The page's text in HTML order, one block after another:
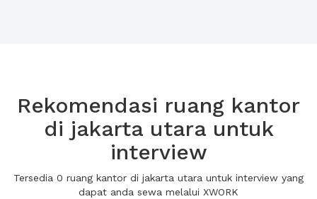
Rekomendasi ruang kantor
di jakarta utara untuk
interview
Tersedia 0 ruang kantor di jakarta utara untuk interview yang
dapat anda sewa melalui XWORK